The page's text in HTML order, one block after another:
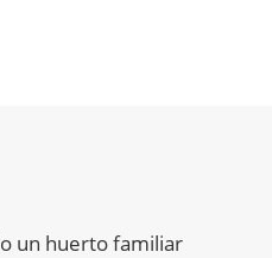
un huerto familiar